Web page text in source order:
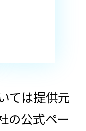
ては提供元
の公式ペー